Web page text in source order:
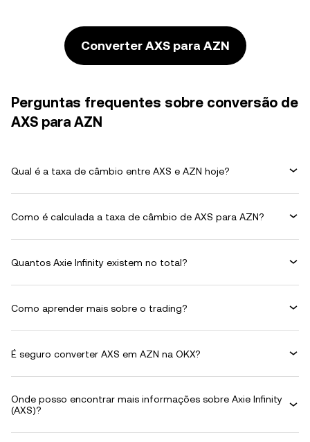
Converter AXS para AZN
Perguntas frequentes sobre conversão de
AXS para AZN
Qual é a taxa de câmbio entre AXS e AZN hoje?
Como é calculada a taxa de câmbio de AXS para AZN?
Quantos Axie Infinity existem no total?
Como aprender mais sobre o trading?
É seguro converter AXS em AZN na OKX?
Onde posso encontrar mais informações sobre Axie Infinity
(AXS)?